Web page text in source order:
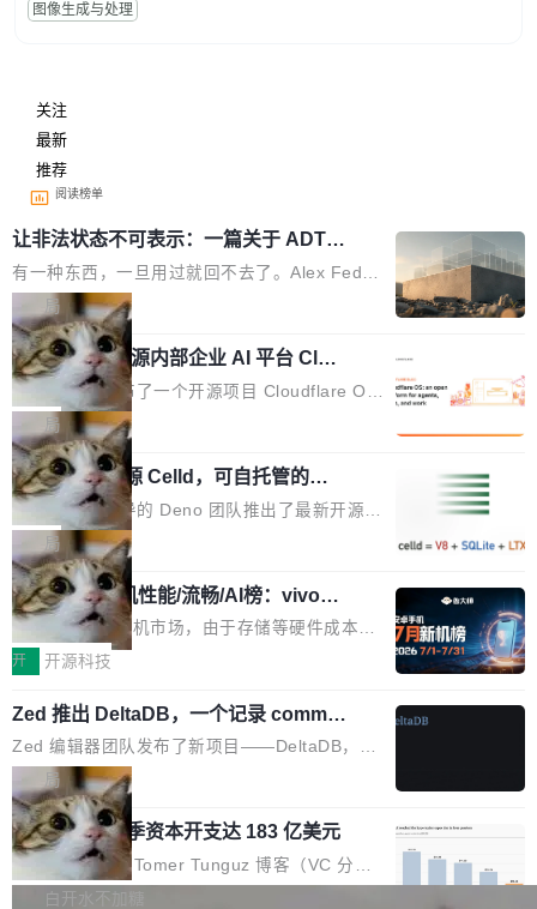
图像生成与处理
关注
最新
推荐
阅读榜单
让非法状态不可表示：一篇关于 ADT
的帖子在 Reddit 火了
有一种东西，一旦用过就回不去了。Alex Fedos
eev 管它叫"软件设计的基石"。 他说的东西不新
鲜——代数数据类型（ADT），尤其是和类型
（sum type）。但他说清楚了一件事：这不是类
型系统的学术体操，是日常编码的思维方式。 文
章从一个简单的例子切入。一个网站的深色主题
设置，如果用布尔值 + 可空字段来表示——bool
ean 表示是否可切换，nullable 的默认模式、浅
色方案、深色方案——会产生大量无意义的组
合。方案缺了、配置冲突了、全 null 了。要知道
哪些组合有效，作者说，你得靠"文档、校验、或
者部落知识"。 换个写法。Rust 的 enum，两个
变体：Switchable...
局
Cloudflare 开源内部企业 AI 平台 Clou
dflare OS
Cloudflare 发布了一个开源项目 Cloudflare O
S。如果你只看官方博客，你会觉得这是又一
个"AI 知识库 + 聊天机器人"——每个大厂都在
做，没什么新鲜的。 但 Kenton Varda 在 Twitte
r 上把事情说清楚了： 今天我们发布了 Cloudfla
re OS，一个带连接器的聊天机器人，跟其他所
有科技公司做的一样。只不过，实际上它不一
样。这是 Sandstorm.io 的重制版，我十年前的
那个创业公司。不同的是，这次它构建在 Cloudf
lare Workers 上——我花了九年时间搭建的平台
——并且深度集成了 AI。这基本上是我十年秘密
计划的顶峰。 十年前，Ken...
局
Deno 团队开源 Celld，可自托管的分
布式 Durable Objects
Ryan Dahl 领导的 Deno 团队推出了最新开源项
目 Celld，一个能在自己机器上运行 Cloudflare
Workers 和 Durable Objects 的守护进程。 设
计思路很直接：每个对象是一个独立的 SQLite
数据库，按名称寻址，复制到你自己的 S3 兼容
存储库里。节点之间只通过这个存储库协调——
个小型数据库，应用天然按分片构建，单个数据
库的竞争和爆炸半径问题在设计层面就被消除
了。 闲置的 cell 会休眠到几乎不占资源。当 cel
l 迁移或唤醒时，新宿主从 S3 恢复 SQLite 数据
库继续执行。存储库是持久化的唯一真相...
局
鲁大师7月新机性能/流畅/AI榜：vivo夺
性能、流畅双第一，三星Galaxy Z系列
新折叠缺席
2026年7月的手机市场，由于存储等硬件成本暴
增，手机厂商的日子也不好过啊，新机速度明显
高价的三星折叠（三星Galaxy Z Fold8 Ultra / Z
Fold8 / Z Flip8）外，其余要么是中低端机器，
例如iQOO Z11i、REDMI Note 17、REDMI No
te 17 Pro、OPPO K15，要么是vivo X300 E这
样的次旗舰。 Galaxy Z Fold8 Ultra / Z Fold8 /
Z Flip8三款折叠屏新机均在7月22日发布，且全
部搭载骁龙8 Elite Gen5 for Galaxy，它们本该
开 开源科技
Zed 推出 DeltaDB，一个记录 commit
之间所有操作的版本控制系统
Zed 编辑器团队发布了新项目——DeltaDB，一
个在 git commit 之间记录每一次编辑操作的版
本控制系统。目前处于 Early Access 阶段。 De
ltaDB 的核心思路直接写在 landing page 最显
眼的位置：「Software is made between com
mits」——软件是在 commit 之间写出来的。git
局
SpaceXAI 单季资本开支达 183 亿美元
根据风险投资人Tomer Tunguz 博客（VC 分
析）披露的最新分析与第二季度业绩报告，Spac
白开水不加糖